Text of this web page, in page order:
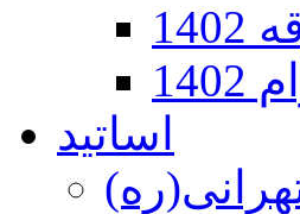
اساتید